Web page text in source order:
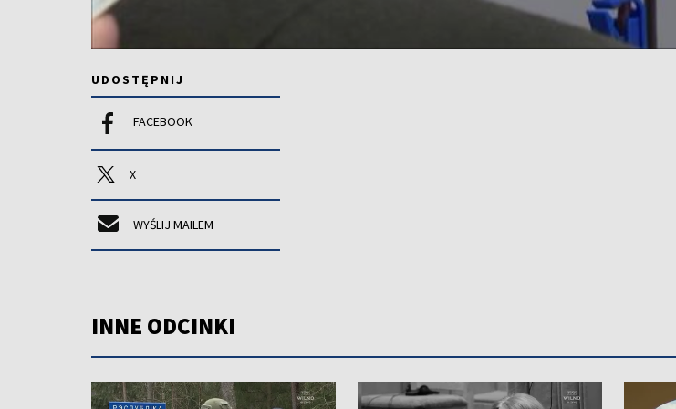
UDOSTĘPNIJ
FACEBOOK
X
WYŚLIJ MAILEM
INNE ODCINKI